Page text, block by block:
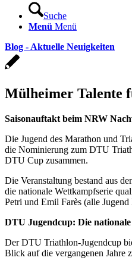
Suche
Menü Menü
Blog - Aktuelle Neuigkeiten
Mülheimer Talente
Saisonauftakt beim NRW
Die Jugend des Marathon und
die Nominierung zum DTU
DTU Cup zusammen.
Die Veranstaltung bestand aus
die nationale Wettkampfserie
Petri und Emil Farès (alle
DTU Jugendcup: Die
Der DTU Triathlon-Jugendcup
Blick auf die vergangenen Jahre